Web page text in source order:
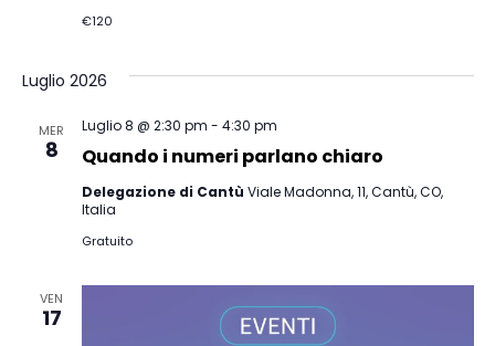
€120
Luglio 2026
MER
8 Quando i numeri parlano chiaro
Luglio 8 @ 2:30 pm - 4:30 pm
Delegazione di Cantù Viale Madonna, 11, Cantù, CO,
Italia
Gratuito
VEN
17